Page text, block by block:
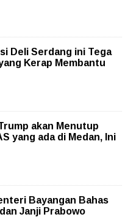
Deli Serdang ini Tega
Kerap Membantu
akan Menutup
yang ada di Medan, Ini
Bayangan Bahas
Janji Prabowo